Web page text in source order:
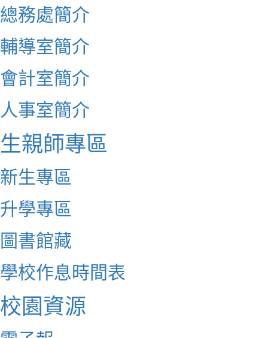
總務處簡介
輔導室簡介
會計室簡介
人事室簡介
生親師專區
新生專區
升學專區
圖書館藏
學校作息時間表
校園資源